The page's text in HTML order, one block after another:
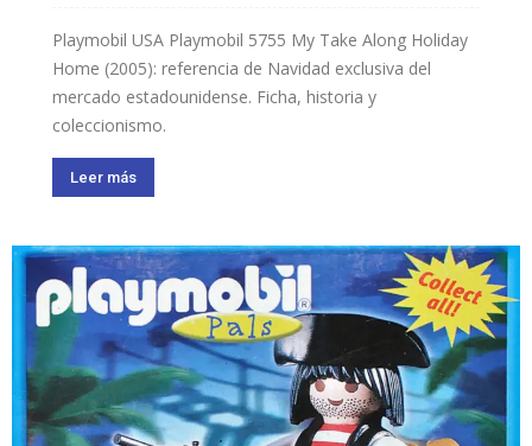
Playmobil USA Playmobil 5755 My Take Along Holiday
Home (2005): referencia de Navidad exclusiva del
mercado estadounidense. Ficha, historia y
coleccionismo.
Leer más